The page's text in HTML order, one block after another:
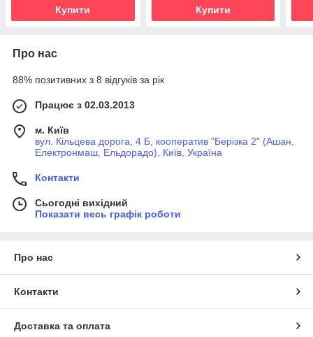
Купити Купити
Про нас
88% позитивних з 8 відгуків за рік
Працює з 02.03.2013
м. Київ
вул. Кільцева дорога, 4 Б, кооператив "Берізка 2" (Ашан,
Електронмаш, Ельдорадо), Київ, Україна
Контакти
Сьогодні вихідний
Показати весь графік роботи
Про нас
Контакти
Доставка та оплата